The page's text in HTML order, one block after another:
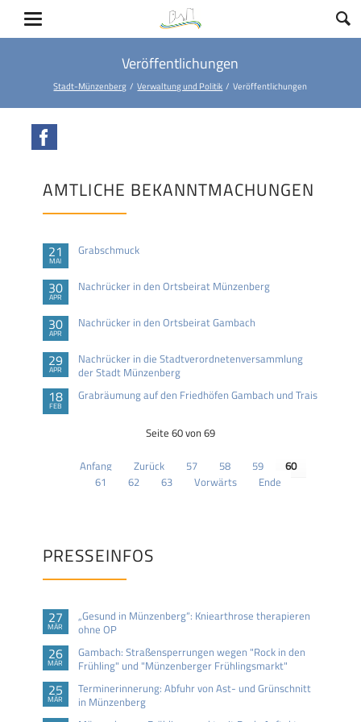
Veröffentlichungen
Stadt-Münzenberg Verwaltung und Politik Veröffentlichungen
AMTLICHE BEKANNTMACHUNGEN
21
MAI
Grabschmuck
30
APR
Nachrücker in den Ortsbeirat Münzenberg
30
APR
Nachrücker in den Ortsbeirat Gambach
29
APR
Nachrücker in die Stadtverordnetenversammlung
der Stadt Münzenberg
18
FEB
Grabräumung auf den Friedhöfen Gambach und Trais
Seite 60 von 69
Anfang Zurück 57 58 59
60
61
62 63 Vorwärts Ende
PRESSEINFOS
27
MÄR
„Gesund in Münzenberg“: Kniearthrose therapieren
ohne OP
26
MÄR
Gambach: Straßensperrungen wegen "Rock in den
Frühling" und "Münzenberger Frühlingsmarkt"
25
MÄR
Terminerinnerung: Abfuhr von Ast- und Grünschnitt
in Münzenberg